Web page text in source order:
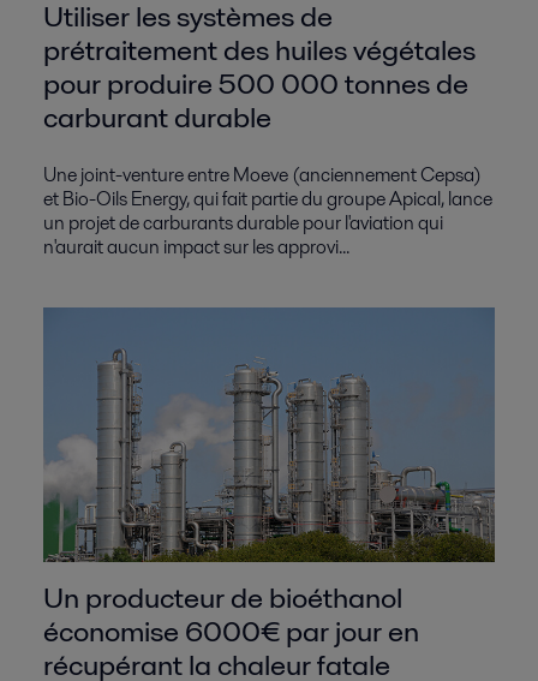
Utiliser les systèmes de
prétraitement des huiles végétales
pour produire 500 000 tonnes de
carburant durable
Une joint-venture entre Moeve (anciennement Cepsa)
et Bio-Oils Energy, qui fait partie du groupe Apical, lance
un projet de carburants durable pour l'aviation qui
n'aurait aucun impact sur les approvi...
Un producteur de bioéthanol
économise 6000€ par jour en
récupérant la chaleur fatale